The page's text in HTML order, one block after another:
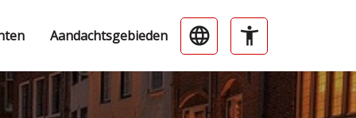
Aandachtsgebieden